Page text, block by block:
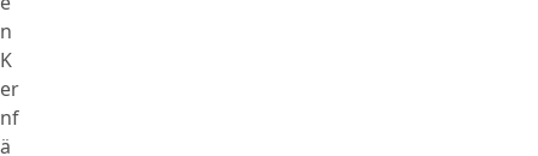
n
K
er
nf
ä